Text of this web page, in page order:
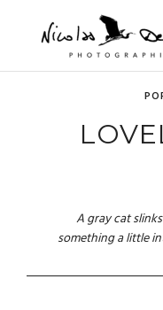
A gray cat
something a little